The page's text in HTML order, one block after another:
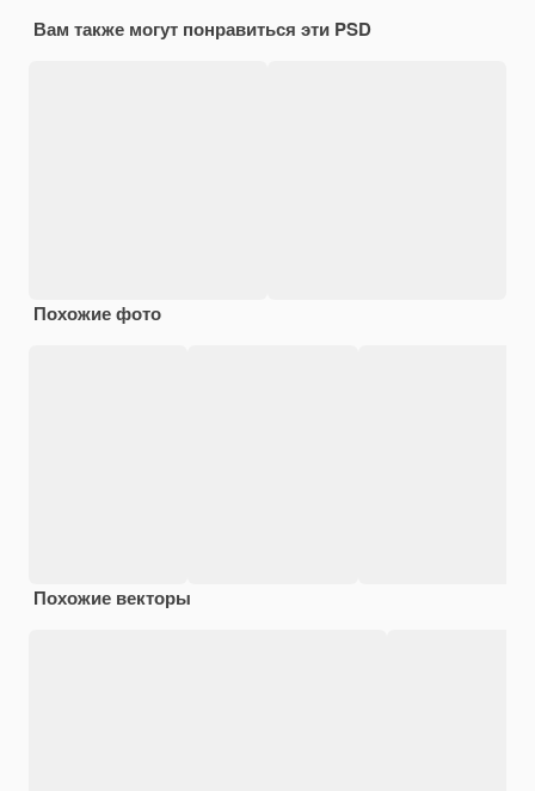
Вам также могут понравиться эти PSD
Похожие фото
Похожие векторы